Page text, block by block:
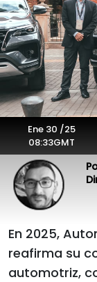
Ene 30 /25
08:33GMT
En 2025,
reafirma su
automotriz,